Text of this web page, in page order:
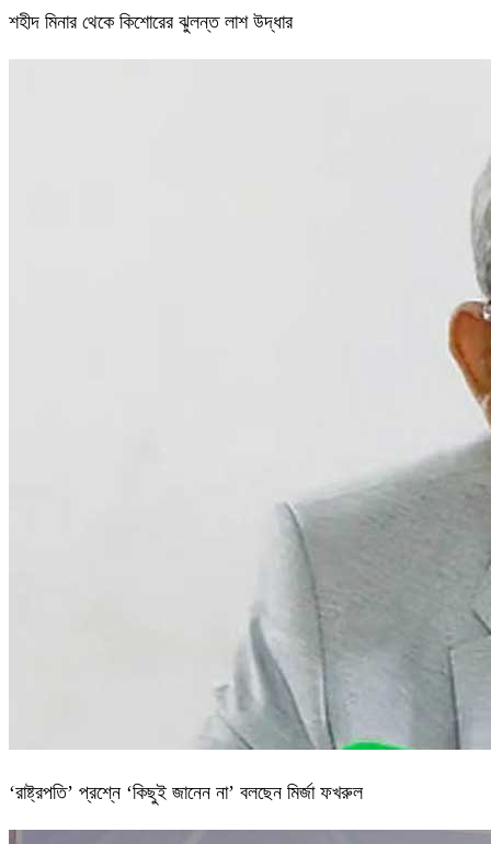
শহীদ মিনার থেকে কিশোরের ঝুলন্ত লাশ উদ্ধার
‘রাষ্ট্রপতি’ প্রশ্নে ‘কিছুই জানেন না’ বলছেন মির্জা ফখরুল